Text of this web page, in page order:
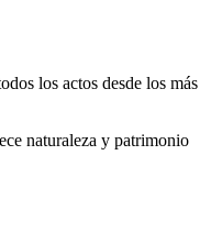
los actos desde los más
naturaleza y patrimonio